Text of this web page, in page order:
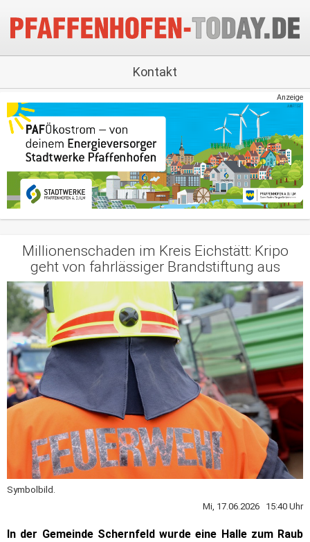
Kontakt
Anzeige
Millionenschaden im Kreis Eichstätt: Kripo
geht von fahrlässiger Brandstiftung aus
Symbolbild.
Mi, 17.06.2026 15:40 Uhr
In der Gemeinde Schernfeld wurde eine Halle zum Raub